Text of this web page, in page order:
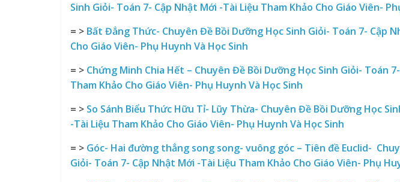
Sinh Giỏi- Toán 7- Cập Nhật Mới -Tài Liệu Tham Khảo Cho Giáo Viên-
= > Bất Đẳng Thức- Chuyên Đề Bồi Dưỡng Học Sinh Giỏi- Toán 7- Cập
Cho Giáo Viên- Phụ Huynh Và Học Sinh
= > Chứng Minh Chia Hết – Chuyên Đề Bồi Dưỡng Học Sinh Giỏi- Toán
Tham Khảo Cho Giáo Viên- Phụ Huynh Và Học Sinh
= > So Sánh Biểu Thức Hữu Tỉ- Lũy Thừa- Chuyên Đề Bồi Dưỡng Học
-Tài Liệu Tham Khảo Cho Giáo Viên- Phụ Huynh Và Học Sinh
= > Góc- Hai đường thẳng song song- vuông góc – Tiên đề Euclid-
Giỏi- Toán 7- Cập Nhật Mới -Tài Liệu Tham Khảo Cho Giáo Viên- Phụ